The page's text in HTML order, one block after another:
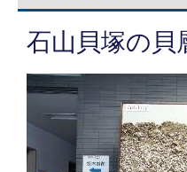
石山貝塚の貝